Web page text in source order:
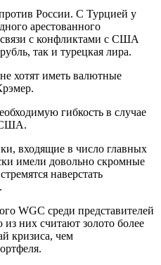
России. С Турцией у
арестованного
с конфликтами с США
так и турецкая лира.
хотят иметь валютные
гибкость в случае
США.
входящие в число главных
имели довольно скромные
наверстать
WGC среди представителей
них считают золото более
кризиса, чем